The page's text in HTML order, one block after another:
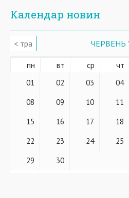
Календар новин
< тра ЧЕРВЕНЬ
пн вт ср чт
01 02 03 04
08
09 10 11
15
16 17 18
22
23 24 25
29
30